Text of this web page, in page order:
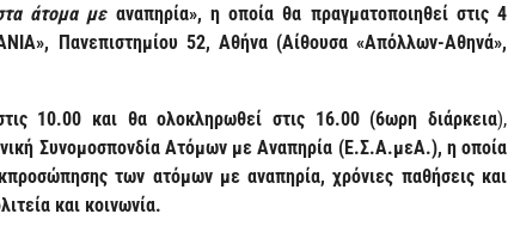
άτομα με αναπηρία», η οποία θα πραγματοποιηθεί στις 4
Πανεπιστημίου 52, Αθήνα (Αίθουσα «Απόλλων-Αθηνά»,
10.00 και θα ολοκληρωθεί στις 16.00 (6ωρη διάρκεια),
Συνομοσπονδία Ατόμων με Αναπηρία (Ε.Σ.Α.μεΑ.), η οποία
των ατόμων με αναπηρία, χρόνιες παθήσεις και
και κοινωνία.